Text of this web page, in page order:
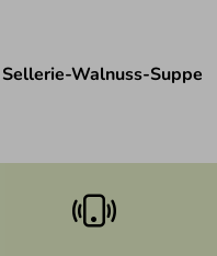
Walnuss-Suppe